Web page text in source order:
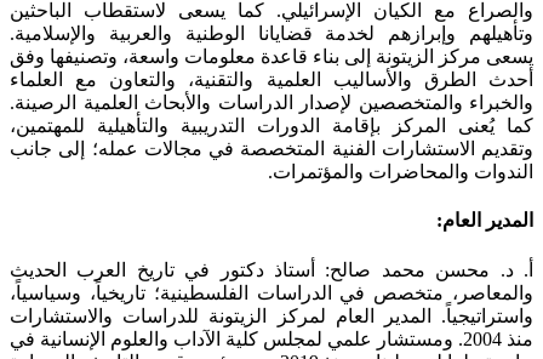
والصراع مع الكيان الإسرائيلي. كما يسعى لاستقطاب الباحثين
وتأهيلهم وإبرازهم لخدمة قضايانا الوطنية والعربية والإسلامية.
يسعى مركز الزيتونة إلى بناء قاعدة معلومات واسعة، وتصنيفها وفق
أحدث الطرق والأساليب العلمية والتقنية، والتعاون مع العلماء
والخبراء والمتخصصين لإصدار الدراسات والأبحاث العلمية الرصينة.
كما يُعنى المركز بإقامة الدورات التدريبية والتأهيلية للمهتمين،
وتقديم الاستشارات الفنية المتخصصة في مجالات عمله؛ إلى جانب
الندوات والمحاضرات والمؤتمرات.
المدير العام:
أ. د. محسن محمد صالح: أستاذ دكتور في تاريخ العرب الحديث
والمعاصر، متخصص في الدراسات الفلسطينية؛ تاريخياً، وسياسياً،
واستراتيجياً. المدير العام لمركز الزيتونة للدراسات والاستشارات
منذ 2004. ومستشار علمي لمجلس كلية الآداب والعلوم الإنسانية في